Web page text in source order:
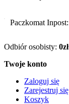
Paczkomat Inpost:
Odbiór osobisty: 0zł
Twoje konto
Zaloguj się
Zarejestruj się
Koszyk